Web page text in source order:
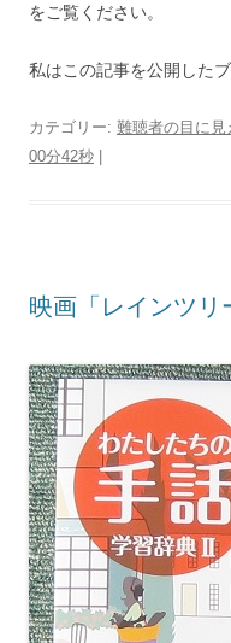
をご覧ください。
私はこの記事を公開した
カテゴリー: 難聴者の目に見
00分42秒
映画「レインツリ